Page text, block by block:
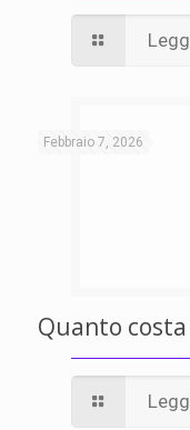
Febbraio 7, 2026
Quanto